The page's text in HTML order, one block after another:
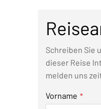
Schreiben Sie
dieser Reise
melden uns
Email *
Vorname *